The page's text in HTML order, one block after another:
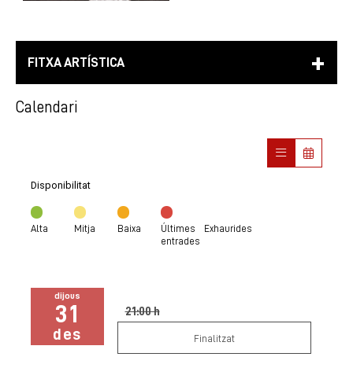
FITXA ARTÍSTICA
Calendari
Disponibilitat
Alta Mitja Baixa
Últimes
entrades
Exhaurides
dijous
31
des
21:00 h
Finalitzat